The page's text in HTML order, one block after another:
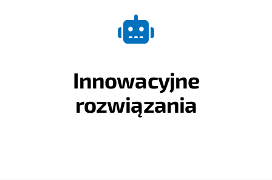
Innowacyjne
rozwiązania